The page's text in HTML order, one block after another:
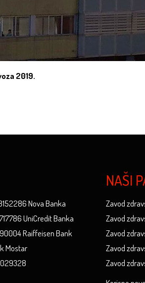
2019.
Nova Banka
UniCredit Banka
Raiffeisen Bank
Mostar
NAŠI
Zavod
Zavod
Zavod
Zavod
Zavod